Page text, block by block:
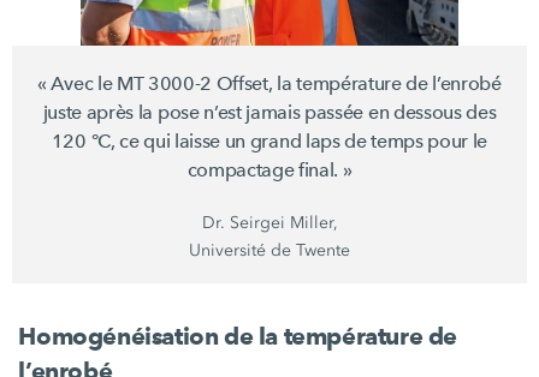
« Avec le MT 3000-2 Offset, la température de l’enrobé
juste après la pose n’est jamais passée en dessous des
120 °C, ce qui laisse un grand laps de temps pour le
compactage final. »
Dr. Seirgei Miller,
Université de Twente
Homogénéisation de la température de
l’enrobé